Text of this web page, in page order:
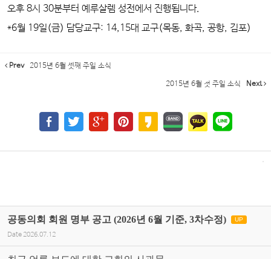
오후 8시 30분부터 예루살렘 성전에서 진행됩니다.
*6월 19일(금) 담당교구: 14,15대 교구(목동, 화곡, 공항, 김포)
Prev 2015년 6월 셋째 주일 소식
2015년 6월 첫 주일 소식 Next
공동의회 회원 명부 공고 (2026년 6월 기준, 3차수정) UP
Date 2026.07.12